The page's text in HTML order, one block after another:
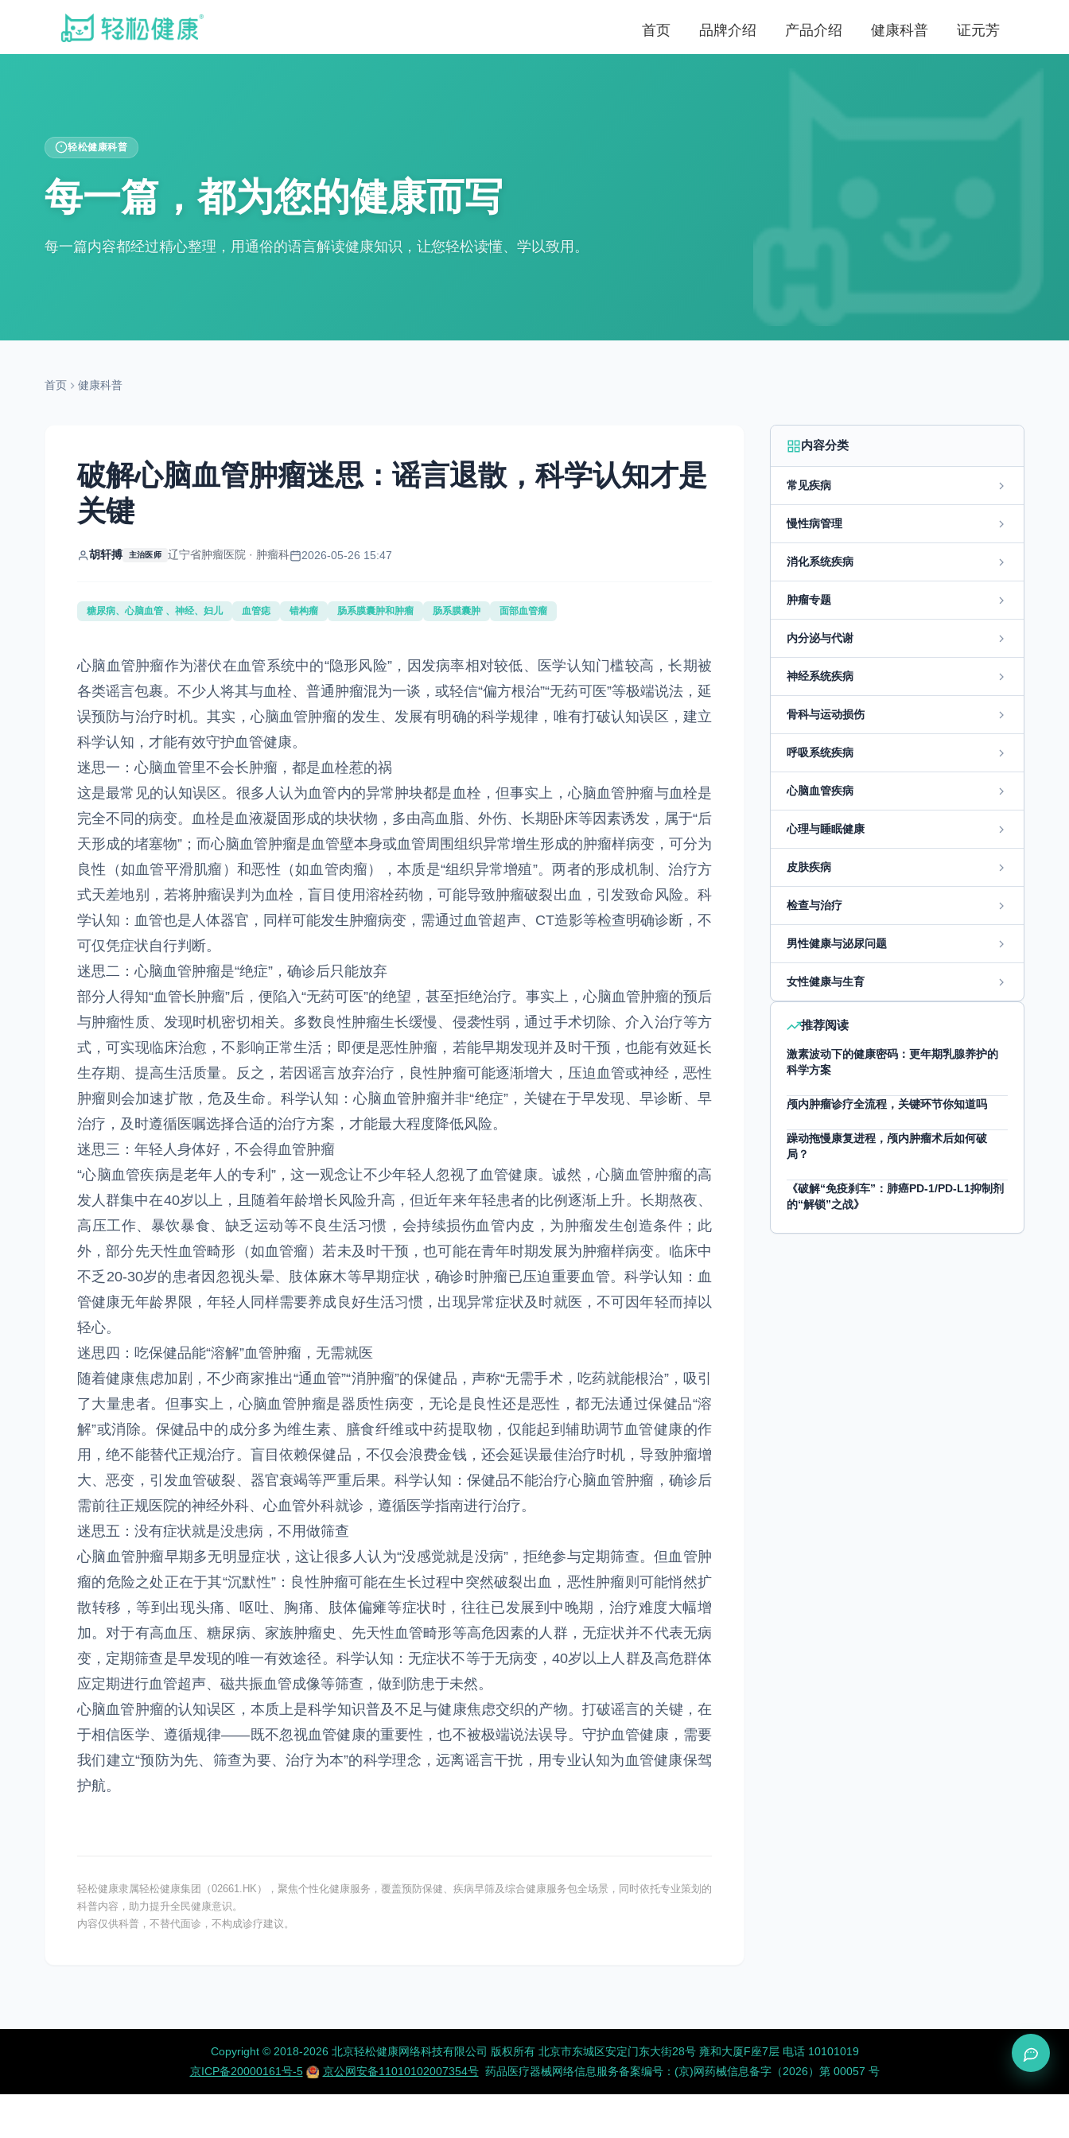
首页 品牌介绍 产品介绍 健康科普 证元芳
轻松健康科普
每一篇，都为您的健康而写
每一篇内容都经过精心整理，用通俗的语言解读健康知识，让您轻松读懂、学以致用。
首页 健康科普
破解心脑血管肿瘤迷思：谣言退散，科学认知才是
关键
胡轩搏 主治医师 辽宁省肿瘤医院 · 肿瘤科 2026-05-26 15:47
糖尿病、心脑血管 、神经、妇儿 血管痣 错构瘤 肠系膜囊肿和肿瘤 肠系膜囊肿 面部血管瘤
心脑血管肿瘤作为潜伏在血管系统中的“隐形风险”，因发病率相对较低、医学认知门槛较高，长期被
各类谣言包裹。不少人将其与血栓、普通肿瘤混为一谈，或轻信“偏方根治”“无药可医”等极端说法，延
误预防与治疗时机。其实，心脑血管肿瘤的发生、发展有明确的科学规律，唯有打破认知误区，建立
科学认知，才能有效守护血管健康。
迷思一：心脑血管里不会长肿瘤，都是血栓惹的祸
这是最常见的认知误区。很多人认为血管内的异常肿块都是血栓，但事实上，心脑血管肿瘤与血栓是
完全不同的病变。血栓是血液凝固形成的块状物，多由高血脂、外伤、长期卧床等因素诱发，属于“后
天形成的堵塞物”；而心脑血管肿瘤是血管壁本身或血管周围组织异常增生形成的肿瘤样病变，可分为
良性（如血管平滑肌瘤）和恶性（如血管肉瘤），本质是“组织异常增殖”。两者的形成机制、治疗方
式天差地别，若将肿瘤误判为血栓，盲目使用溶栓药物，可能导致肿瘤破裂出血，引发致命风险。科
学认知：血管也是人体器官，同样可能发生肿瘤病变，需通过血管超声、CT造影等检查明确诊断，不
可仅凭症状自行判断。
迷思二：心脑血管肿瘤是“绝症”，确诊后只能放弃
部分人得知“血管长肿瘤”后，便陷入“无药可医”的绝望，甚至拒绝治疗。事实上，心脑血管肿瘤的预后
与肿瘤性质、发现时机密切相关。多数良性肿瘤生长缓慢、侵袭性弱，通过手术切除、介入治疗等方
式，可实现临床治愈，不影响正常生活；即便是恶性肿瘤，若能早期发现并及时干预，也能有效延长
生存期、提高生活质量。反之，若因谣言放弃治疗，良性肿瘤可能逐渐增大，压迫血管或神经，恶性
肿瘤则会加速扩散，危及生命。科学认知：心脑血管肿瘤并非“绝症”，关键在于早发现、早诊断、早
治疗，及时遵循医嘱选择合适的治疗方案，才能最大程度降低风险。
迷思三：年轻人身体好，不会得血管肿瘤
“心脑血管疾病是老年人的专利”，这一观念让不少年轻人忽视了血管健康。诚然，心脑血管肿瘤的高
发人群集中在40岁以上，且随着年龄增长风险升高，但近年来年轻患者的比例逐渐上升。长期熬夜、
高压工作、暴饮暴食、缺乏运动等不良生活习惯，会持续损伤血管内皮，为肿瘤发生创造条件；此
外，部分先天性血管畸形（如血管瘤）若未及时干预，也可能在青年时期发展为肿瘤样病变。临床中
不乏20-30岁的患者因忽视头晕、肢体麻木等早期症状，确诊时肿瘤已压迫重要血管。科学认知：血
管健康无年龄界限，年轻人同样需要养成良好生活习惯，出现异常症状及时就医，不可因年轻而掉以
轻心。
迷思四：吃保健品能“溶解”血管肿瘤，无需就医
随着健康焦虑加剧，不少商家推出“通血管”“消肿瘤”的保健品，声称“无需手术，吃药就能根治”，吸引
了大量患者。但事实上，心脑血管肿瘤是器质性病变，无论是良性还是恶性，都无法通过保健品“溶
解”或消除。保健品中的成分多为维生素、膳食纤维或中药提取物，仅能起到辅助调节血管健康的作
用，绝不能替代正规治疗。盲目依赖保健品，不仅会浪费金钱，还会延误最佳治疗时机，导致肿瘤增
大、恶变，引发血管破裂、器官衰竭等严重后果。科学认知：保健品不能治疗心脑血管肿瘤，确诊后
需前往正规医院的神经外科、心血管外科就诊，遵循医学指南进行治疗。
迷思五：没有症状就是没患病，不用做筛查
心脑血管肿瘤早期多无明显症状，这让很多人认为“没感觉就是没病”，拒绝参与定期筛查。但血管肿
瘤的危险之处正在于其“沉默性”：良性肿瘤可能在生长过程中突然破裂出血，恶性肿瘤则可能悄然扩
散转移，等到出现头痛、呕吐、胸痛、肢体偏瘫等症状时，往往已发展到中晚期，治疗难度大幅增
加。对于有高血压、糖尿病、家族肿瘤史、先天性血管畸形等高危因素的人群，无症状并不代表无病
变，定期筛查是早发现的唯一有效途径。科学认知：无症状不等于无病变，40岁以上人群及高危群体
应定期进行血管超声、磁共振血管成像等筛查，做到防患于未然。
心脑血管肿瘤的认知误区，本质上是科学知识普及不足与健康焦虑交织的产物。打破谣言的关键，在
于相信医学、遵循规律——既不忽视血管健康的重要性，也不被极端说法误导。守护血管健康，需要
我们建立“预防为先、筛查为要、治疗为本”的科学理念，远离谣言干扰，用专业认知为血管健康保驾
护航。
轻松健康隶属轻松健康集团（02661.HK），聚焦个性化健康服务，覆盖预防保健、疾病早筛及综合健康服务包全场景，同时依托专业策划的
科普内容，助力提升全民健康意识。
内容仅供科普，不替代面诊，不构成诊疗建议。
内容分类
常见疾病
慢性病管理
消化系统疾病
肿瘤专题
内分泌与代谢
神经系统疾病
骨科与运动损伤
呼吸系统疾病
心脑血管疾病
心理与睡眠健康
皮肤疾病
检查与治疗
男性健康与泌尿问题
女性健康与生育
推荐阅读
激素波动下的健康密码：更年期乳腺养护的
科学方案
颅内肿瘤诊疗全流程，关键环节你知道吗
躁动拖慢康复进程，颅内肿瘤术后如何破
局？
《破解“免疫刹车”：肺癌PD-1/PD-L1抑制剂
的“解锁”之战》
Copyright ©️ 2018-2026 北京轻松健康网络科技有限公司 版权所有 北京市东城区安定门东大街28号 雍和大厦F座7层 电话 10101019
京ICP备20000161号-5
京公网安备11010102007354号药品医疗器械网络信息服务备案编号：(京)网药械信息备字（2026）第 00057 号